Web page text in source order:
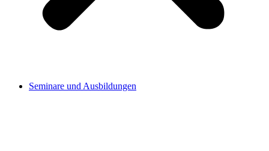
Seminare und Ausbildungen